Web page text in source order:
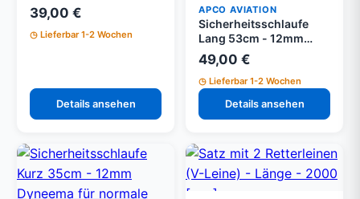
39,00 €
Lieferbar 1-2 Wochen
Details ansehen
APCO AVIATION
Sicherheitsschlaufe
Lang 53cm - 12mm
Dyneema für normale
Aufhängung
49,00 €
Lieferbar 1-2 Wochen
Details ansehen